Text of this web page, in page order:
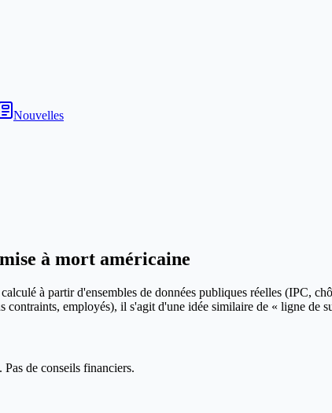
Nouvelles
à mort américaine
à partir d'ensembles de données publiques réelles (IPC,
contraints, employés), il s'agit d'une idée similaire de « ligne de
de conseils financiers.